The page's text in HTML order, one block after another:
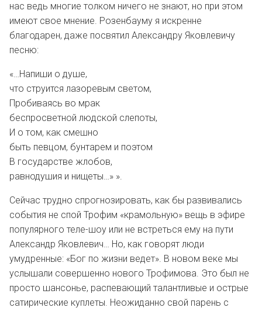
нас ведь многие толком ничего не знают, но при этом
имеют свое мнение. Розенбауму я искренне
благодарен, даже посвятил Александру Яковлевичу
песню:
«…Напиши о душе,
что струится лазоревым светом,
Пробиваясь во мрак
беспросветной людской слепоты,
И о том, как смешно
быть певцом, бунтарем и поэтом
В государстве жлобов,
равнодушия и нищеты…» ».
Сейчас трудно спрогнозировать, как бы развивались
события не спой Трофим «крамольную» вещь в эфире
популярного теле-шоу или не встреться ему на пути
Александр Яковлевич… Но, как говорят люди
умудренные: «Бог по жизни ведет». В новом веке мы
услышали совершенно нового Трофимова. Это был не
просто шансонье, распевающий талантливые и острые
сатирические куплеты. Неожиданно свой парень с